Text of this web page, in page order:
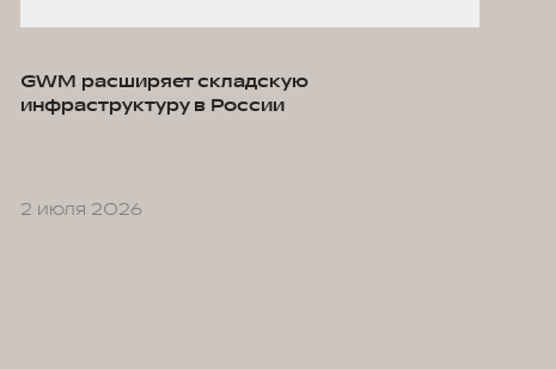
GWM расширяет складскую
инфраструктуру в России
2 июля 2026